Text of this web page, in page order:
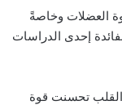
العضلات وخاصةً
إحدى الدراسات
تحسنت قوة